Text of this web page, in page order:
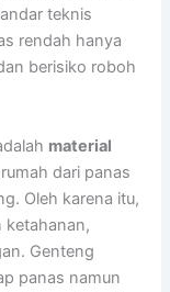
teknis
rendah hanya
berisiko roboh
material
dari panas
Oleh karena itu,
ketahanan,
Genteng
panas namun